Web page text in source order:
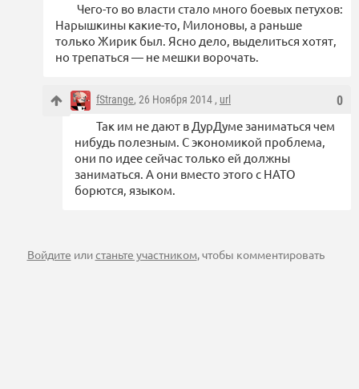
Чего-то во власти стало много боевых петухов:
Нарышкины какие-то, Милоновы, а раньше
только Жирик был. Ясно дело, выделиться хотят,
но трепаться — не мешки ворочать.
0
fStrange, 26 Ноября 2014 , url
Так им не дают в ДурДуме заниматься чем
нибудь полезным. С экономикой проблема,
они по идее сейчас только ей должны
заниматься. А они вместо этого с НАТО
борются, языком.
Войдите илистаньте участником, чтобы комментировать